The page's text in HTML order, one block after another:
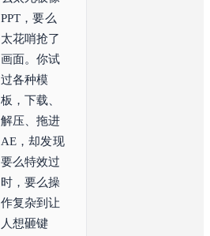
PPT，要么
太花哨抢了
画面。你试
过各种模
板，下载、
解压、拖进
AE，却发现
要么特效过
时，要么操
作复杂到让
人想砸键